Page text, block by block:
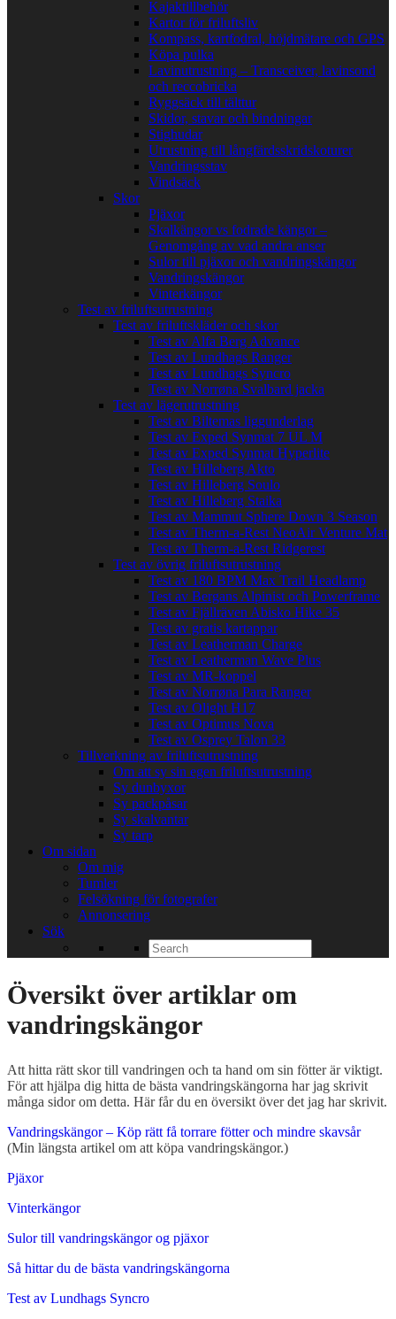
Kajaktillbehör
Kartor för friluftsliv
Kompass, kartfodral, höjdmätare och GPS
Köpa pulka
Lavinutrustning – Transceiver, lavinsond
och reccobricka
Ryggsäck till tälttur
Skidor, stavar och bindningar
Stighudar
Utrustning till långfärdsskridskoturer
Vandringsstav
Vindsäck
Skor
Pjäxor
Skalkängor vs fodrade kängor –
Genomgång av vad andra anser
Sulor till pjäxor och vandringskängor
Vandringskängor
Vinterkängor
Test av friluftsutrustning
Test av friluftskläder och skor
Test av Alfa Berg Advance
Test av Lundhags Ranger
Test av Lundhags Syncro
Test av Norrøna Svalbard jacka
Test av lägerutrustning
Test av Biltemas liggunderlag
Test av Exped Synmat 7 UL M
Test av Exped Synmat Hyperlite
Test av Hilleberg Akto
Test av Hilleberg Soulo
Test av Hilleberg Staika
Test av Mammut Sphere Down 3 Season
Test av Therm-a-Rest NeoAir Venture Mat
Test av Therm-a-Rest Ridgerest
Test av övrig friluftsutrustning
Test av 180 BPM Max Trail Headlamp
Test av Bergans Alpinist och Powerframe
Test av Fjällräven Abisko Hike 35
Test av gratis kartappar
Test av Leatherman Charge
Test av Leatherman Wave Plus
Test av MR-koppel
Test av Norrøna Para Ranger
Test av Olight H17
Test av Optimus Nova
Test av Osprey Talon 33
Tillverkning av friluftsutrustning
Om att sy sin egen friluftsutrustning
Sy dunbyxor
Sy packpåsar
Sy skalvantar
Sy tarp
Om sidan
Om mig
Tumler
Felsökning för fotografer
Annonsering
Sök
Search
for:
Översikt över artiklar om
vandringskängor
Att hitta rätt skor till vandringen och ta hand om sin fötter är viktigt.
För att hjälpa dig hitta de bästa vandringskängorna har jag skrivit
många sidor om detta. Här får du en översikt över det jag har skrivit.
Vandringskängor – Köp rätt få torrare fötter och mindre skavsår
(Min längsta artikel om att köpa vandringskängor.)
Pjäxor
Vinterkängor
Sulor till vandringskängor og pjäxor
Så hittar du de bästa vandringskängorna
Test av Lundhags Syncro